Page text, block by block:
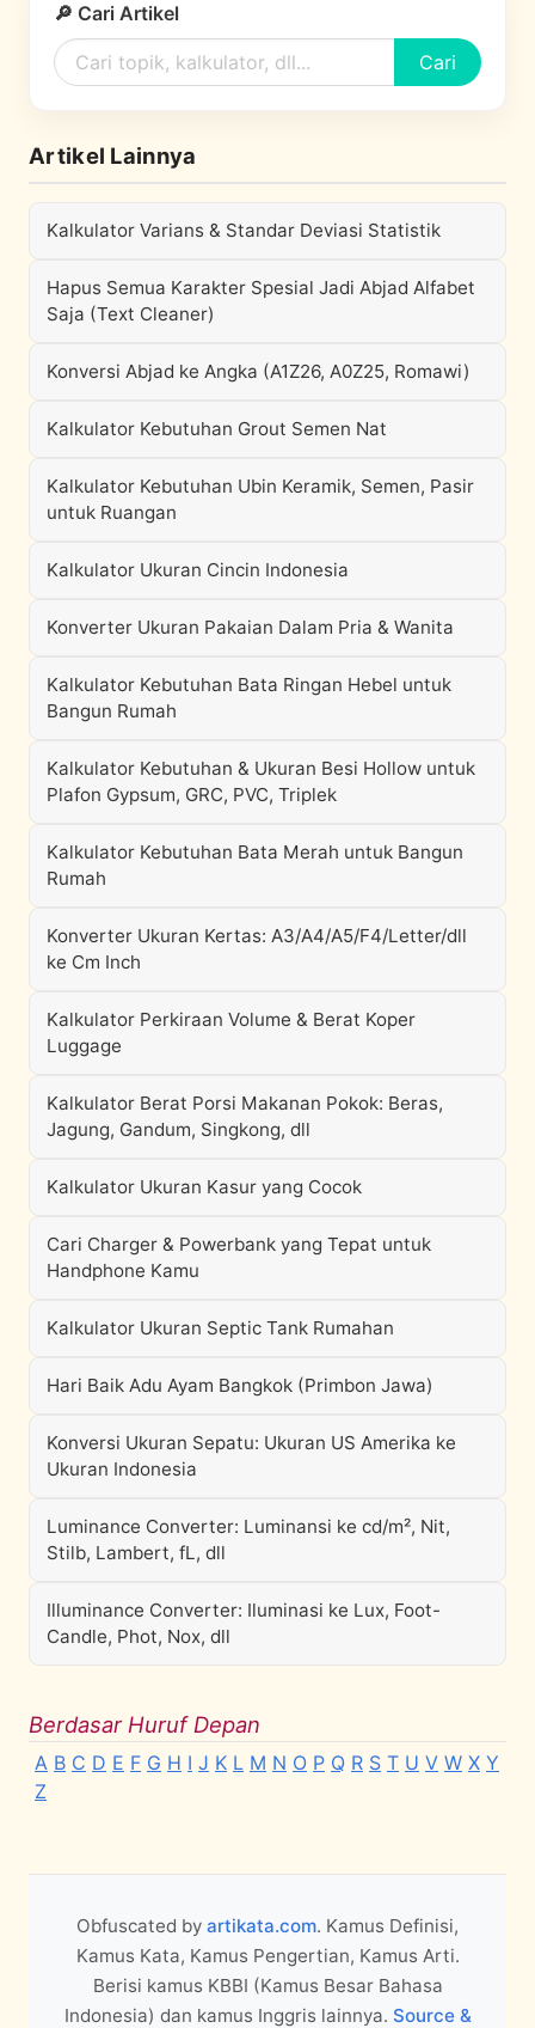
🔎 Cari Artikel
Cari
Artikel Lainnya
Kalkulator Varians & Standar Deviasi Statistik
Hapus Semua Karakter Spesial Jadi Abjad Alfabet
Saja (Text Cleaner)
Konversi Abjad ke Angka (A1Z26, A0Z25, Romawi)
Kalkulator Kebutuhan Grout Semen Nat
Kalkulator Kebutuhan Ubin Keramik, Semen, Pasir
untuk Ruangan
Kalkulator Ukuran Cincin Indonesia
Konverter Ukuran Pakaian Dalam Pria & Wanita
Kalkulator Kebutuhan Bata Ringan Hebel untuk
Bangun Rumah
Kalkulator Kebutuhan & Ukuran Besi Hollow untuk
Plafon Gypsum, GRC, PVC, Triplek
Kalkulator Kebutuhan Bata Merah untuk Bangun
Rumah
Konverter Ukuran Kertas: A3/A4/A5/F4/Letter/dll
ke Cm Inch
Kalkulator Perkiraan Volume & Berat Koper
Luggage
Kalkulator Berat Porsi Makanan Pokok: Beras,
Jagung, Gandum, Singkong, dll
Kalkulator Ukuran Kasur yang Cocok
Cari Charger & Powerbank yang Tepat untuk
Handphone Kamu
Kalkulator Ukuran Septic Tank Rumahan
Hari Baik Adu Ayam Bangkok (Primbon Jawa)
Konversi Ukuran Sepatu: Ukuran US Amerika ke
Ukuran Indonesia
Luminance Converter: Luminansi ke cd/m², Nit,
Stilb, Lambert, fL, dll
Illuminance Converter: Iluminasi ke Lux, Foot-
Candle, Phot, Nox, dll
Berdasar Huruf Depan
A B C D E F G H I J K L M N O P Q R S T U V W X Y
Z
Obfuscated by artikata.com. Kamus Definisi,
Kamus Kata, Kamus Pengertian, Kamus Arti.
Berisi kamus KBBI (Kamus Besar Bahasa
Indonesia) dan kamus Inggris lainnya. Source &